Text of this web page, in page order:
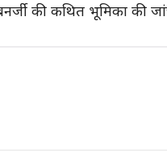
की कथित भूमिका की